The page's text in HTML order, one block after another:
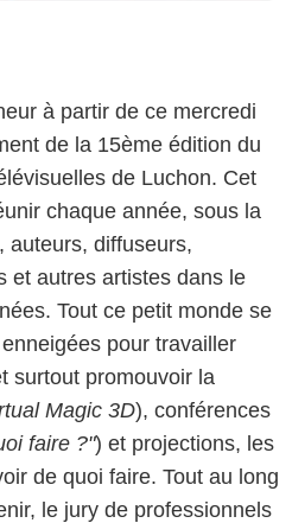
à partir de ce mercredi
de la 15ème édition du
de Luchon. Cet
chaque année, sous la
, auteurs, diffuseurs,
et autres artistes dans le
Tout ce petit monde se
pour travailler
surtout promouvoir la
Magic 3D), conférences
faire ?") et projections, les
de quoi faire. Tout au long
le jury de professionnels